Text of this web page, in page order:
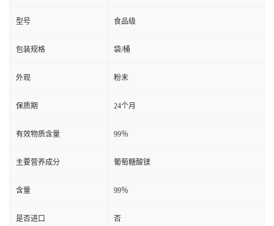
型号 食品级
包装规格 袋/桶
外观 粉末
保质期 24个月
有效物质含量 99％
主要营养成分 葡萄糖酸镁
含量 99％
是否进口 否